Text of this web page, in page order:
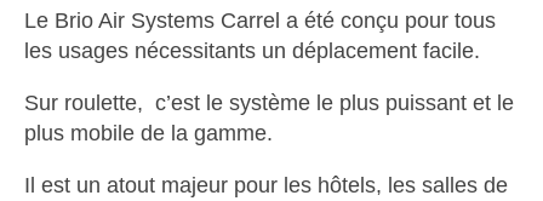
Le Brio Air Systems Carrel a été conçu pour tous
les usages nécessitants un déplacement facile.
Sur roulette, c’est le système le plus puissant et le
plus mobile de la gamme.
Il est un atout majeur pour les hôtels, les salles de